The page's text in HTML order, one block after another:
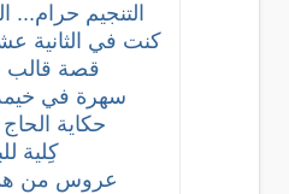
التنجيم حرام...
كنت في الثانية
قصة قالب
سهرة في
حكاية
كِلية
عروس من